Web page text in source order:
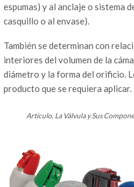
espumas) y al anclaje o sistema
casquillo o al envase).
También se determinan con
interiores del volumen de la
diámetro y la forma del orificio.
producto que se requiera aplicar.
Artículo, La Válvula y Sus